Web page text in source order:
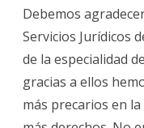
Debemos
Servicios Jurídicos
de la especialidad
gracias a ellos
más precarios en